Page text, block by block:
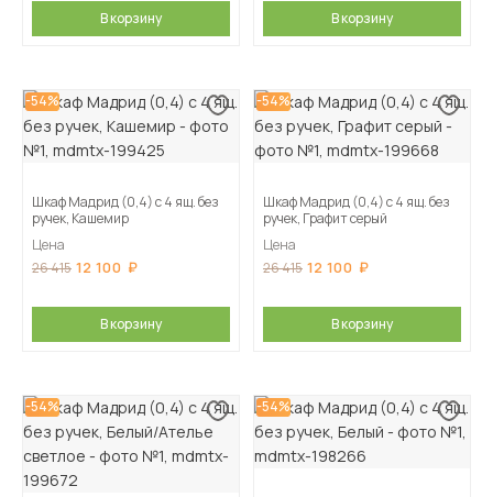
В корзину В корзину
-54%
Шкаф Мадрид (0,4) с 4 ящ. без
ручек, Кашемир
Цена
26 415 12 100
В корзину
-54%
Шкаф Мадрид (0,4) с 4 ящ. без
ручек, Графит серый
Цена
26 415 12 100
В корзину
-54% -54%